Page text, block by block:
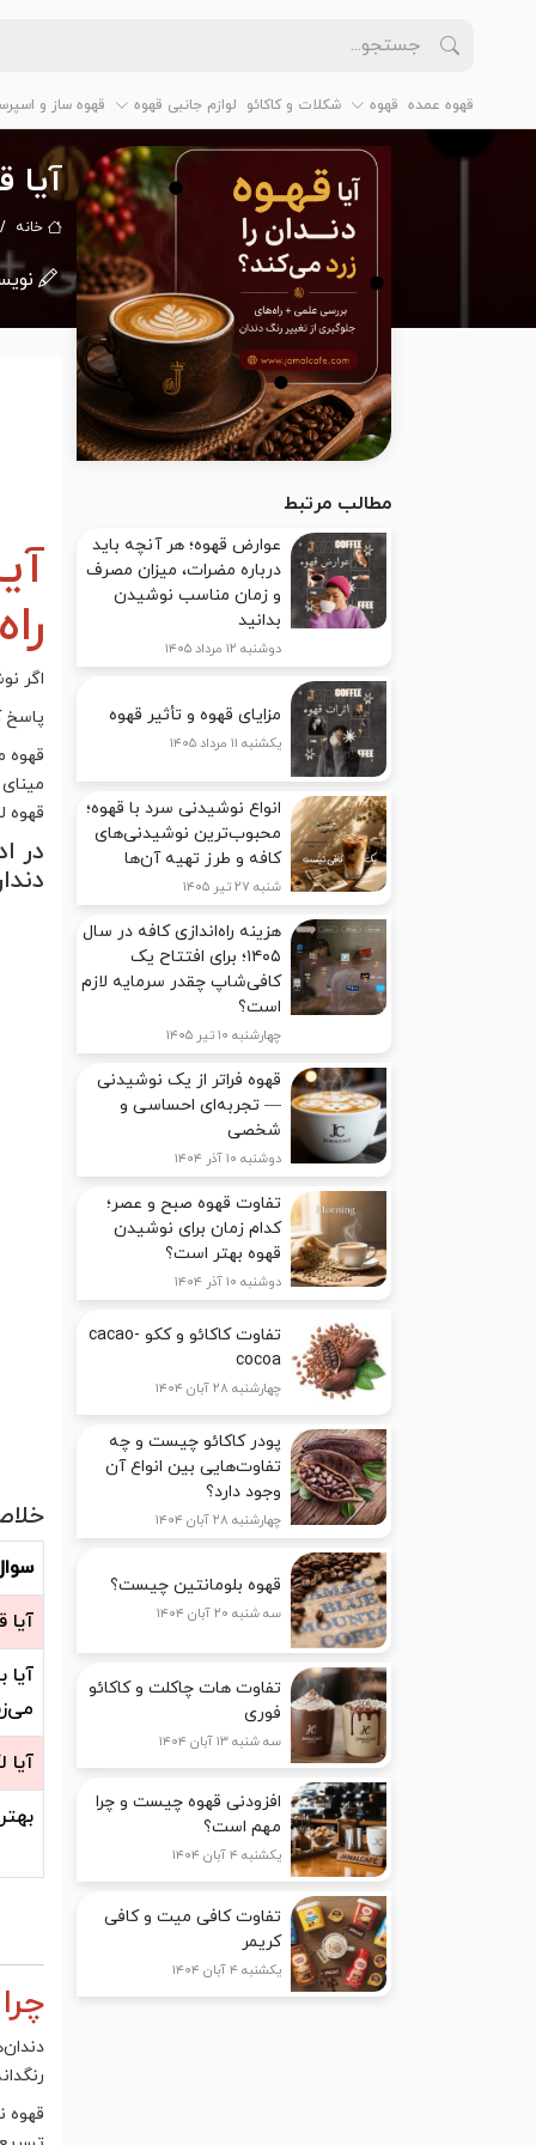
قهوه عمده قهوه شکلات و کاکائو لوازم جانبی قهوه قهوه ساز و
آیا
خانه
مطالب مرتبط
عوارض قهوه؛ هر آنچه باید
درباره مضرات، میزان مصرف
و زمان مناسب نوشیدن
بدانید
دوشنبه ۱۲ مرداد ۱۴۰۵
مزایای قهوه و تأثیر قهوه
یکشنبه ۱۱ مرداد ۱۴۰۵
انواع نوشیدنی سرد با قهوه؛
محبوب‌ترین نوشیدنی‌های
کافه و طرز تهیه آن‌ها
شنبه ۲۷ تیر ۱۴۰۵
هزینه راه‌اندازی کافه در سال
۱۴۰۵؛ برای افتتاح یک
کافی‌شاپ چقدر سرمایه لازم
است؟
چهارشنبه ۱۰ تیر ۱۴۰۵
قهوه فراتر از یک نوشیدنی
— تجربه‌ای احساسی و
شخصی
دوشنبه ۱۰ آذر ۱۴۰۴
تفاوت قهوه صبح و عصر؛
کدام زمان برای نوشیدن
قهوه بهتر است؟
دوشنبه ۱۰ آذر ۱۴۰۴
تفاوت کاکائو و ککو cacao-
cocoa
چهارشنبه ۲۸ آبان ۱۴۰۴
پودر کاکائو چیست و چه
تفاوت‌هایی بین انواع آن
وجود دارد؟
چهارشنبه ۲۸ آبان ۱۴۰۴
قهوه بلومانتین چیست؟
سه شنبه ۲۰ آبان ۱۴۰۴
تفاوت هات چاکلت و کاکائو
فوری
سه شنبه ۱۳ آبان ۱۴۰۴
افزودنی قهوه چیست و چرا
مهم است؟
یکشنبه ۴ آبان ۱۴۰۴
تفاوت کافی میت و کافی
کریمر
یکشنبه ۴ آبان ۱۴۰۴
اگر
پاسخ
قهوه
قهوه
در
آیا
قهوه